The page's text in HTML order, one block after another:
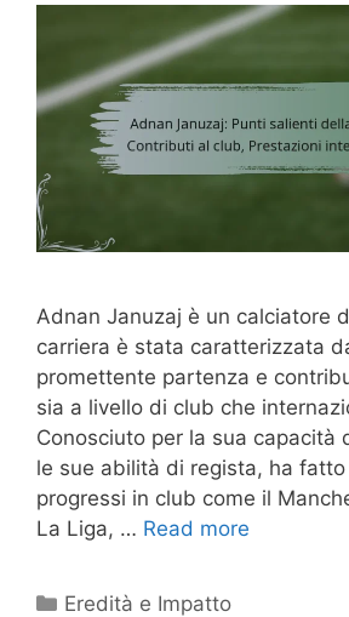
Adnan Januzaj è un calciatore
carriera è stata caratterizzata
promettente partenza e
sia a livello di club che
Conosciuto per la sua capacità
le sue abilità di regista, ha
progressi in club come il
La Liga, … Read more
Categories
Eredità e Impatto